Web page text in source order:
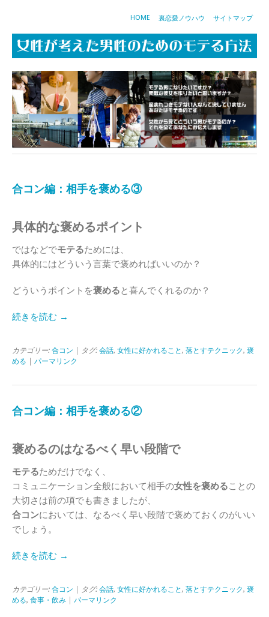
HOME 裏恋愛ノウハウ サイトマップ
合コン編：相手を褒める③
具体的な褒めるポイント
ではなどでモテるためには、
具体的にはどういう言葉で褒めればいいのか？
どういうポイントを褒めると喜んでくれるのか？
続きを読む →
カテゴリー: 合コン | タグ: 会話, 女性に好かれること, 落とすテクニック, 褒
める
パーマリンク
合コン編：相手を褒める②
褒めるのはなるべく早い段階で
モテるためだけでなく、
コミュニケーション全般において相手の女性を褒めることの
大切さは前の項でも書きましたが、
合コンにおいては、なるべく早い段階で褒めておくのがいい
でしょう。
続きを読む →
カテゴリー: 合コン | タグ: 会話, 女性に好かれること, 落とすテクニック, 褒
める, 食事・飲み パーマリンク